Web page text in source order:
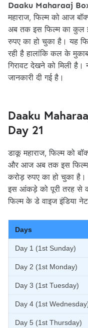
Daaku Maharaaj
महाराज, फिल्म को आज
अब तक इस फिल्म का कुल
रुपए का हो चुका है। यह
रही है हालांकि कल के
गिरावट देखने को मिली
जानकारी दी गई है।
Daaku
Day 21
डाकू महाराज, फिल्म को
और आज अब तक इस फिल्म
करोड़ रुपए का हो चुका
इस आंकड़े को पूरी तरह से
फिल्म के डे वाइज इंडिया
Days
Day 1 (1st Sunday)
Day 2 (1st Monday)
Day 3 (1st Tuesday)
Day 4 (1st
Day 5 (1st Thursday)